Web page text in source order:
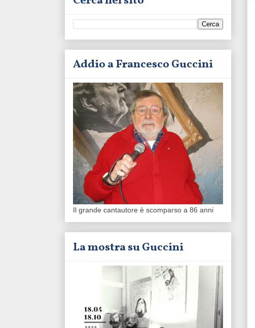
Addio a Francesco Guccini
Il grande cantautore è scomparso a 86 anni
La mostra su Guccini